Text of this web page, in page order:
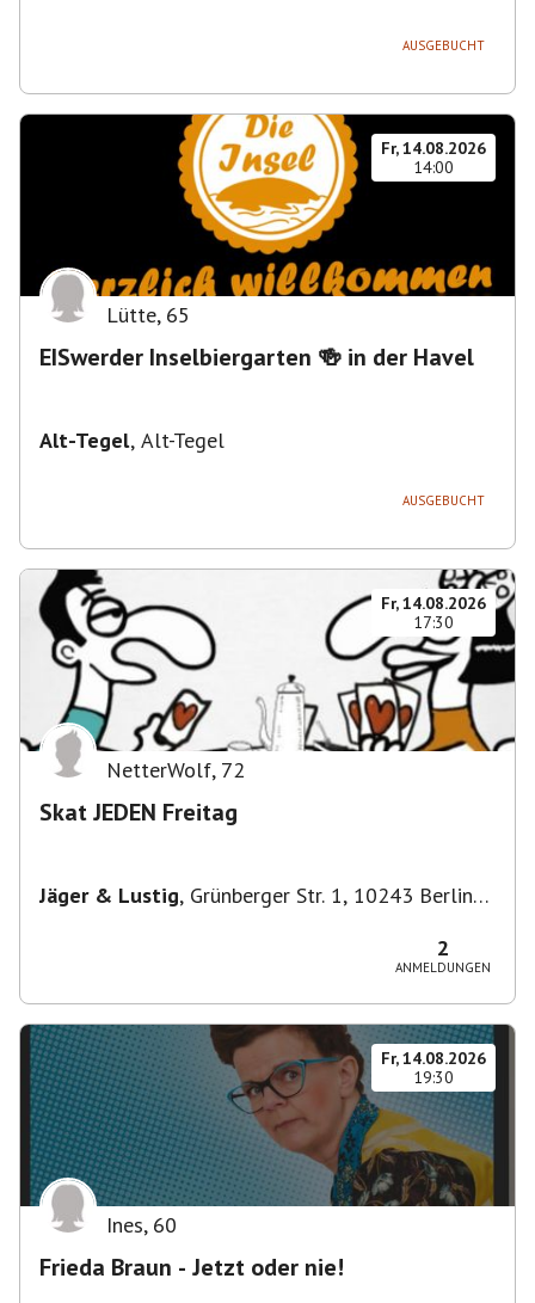
AUSGEBUCHT
Fr, 14.08.2026
14:00
Lütte, 65
EISwerder Inselbiergarten 🍻 in der Havel
Alt-Tegel, Alt-Tegel
AUSGEBUCHT
Fr, 14.08.2026
17:30
NetterWolf, 72
Skat JEDEN Freitag
Jäger & Lustig, Grünberger Str. 1, 10243 Berlin-
2
ANMELDUNGEN
Fr, 14.08.2026
19:30
Ines, 60
Frieda Braun - Jetzt oder nie!